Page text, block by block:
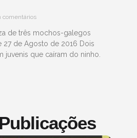
comentários
de três mochos-galegos
27 de Agosto de 2016 Dois
juvenis que caíram do ninho.